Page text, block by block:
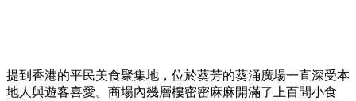
提到香港的平民美食聚集地，位於葵芳的葵涌廣場一直深受本
地人與遊客喜愛。商場內幾層樓密密麻麻開滿了上百間小食